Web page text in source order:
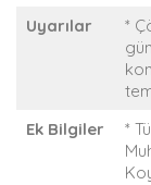
Uyarılar
*
Ek Bilgiler
*